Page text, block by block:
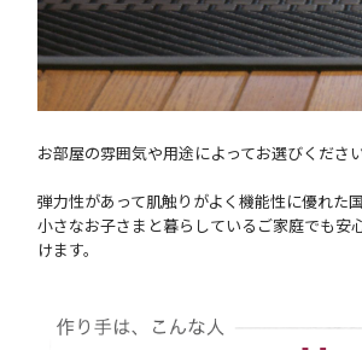
お部屋の雰囲気や用途によってお選びください
弾力性があって肌触りがよく機能性に優れた
小さなお子さまと暮らしているご家庭でも安
けます。